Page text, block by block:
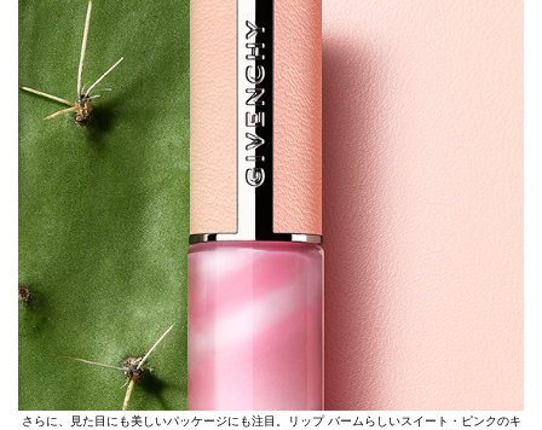
さらに、見た目にも美しいパッケージにも注目。リップ バームらしいスイート・ピンクのキ